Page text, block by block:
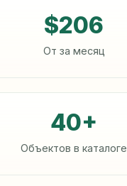
$206
От за месяц
40+
Объектов в каталоге